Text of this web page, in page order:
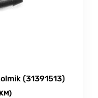
(31391513)